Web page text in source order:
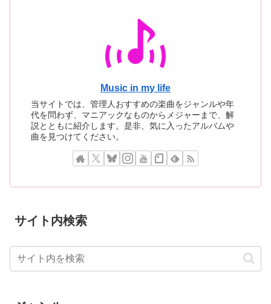
Music in my life
当サイトでは、管理人おすすめの楽曲をジャンルや年
代を問わず、マニアックなものからメジャーまで、解
説とともに紹介します。是非、気に入ったアルバムや
曲を見つけてください。
サイト内検索